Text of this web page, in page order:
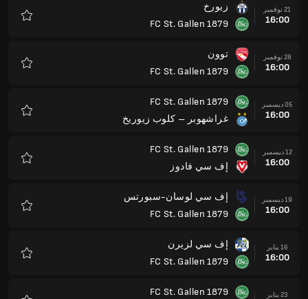
21 نوفمبر
16:00
زيورخ
FC St. Gallen 1879
28 نوفمبر
16:00
توون
FC St. Gallen 1879
05 ديسمبر
16:00
FC St. Gallen 1879
غراشهوبر – كلوب زيوريخ
12 ديسمبر
16:00
FC St. Gallen 1879
إف سي فادوز
19 ديسمبر
16:00
إف سي لوسان-سبورتس
FC St. Gallen 1879
16 يناير
16:00
إف سي لزيرن
FC St. Gallen 1879
23 يناير FC St. Gallen 1879